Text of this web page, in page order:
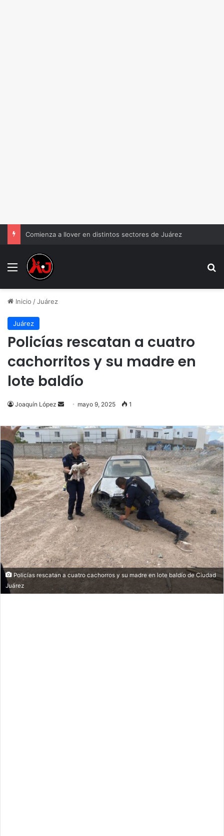
Comienza a llover en distintos sectores de Juárez
Menu
Inicio /Juárez
Juárez
Policías rescatan a cuatro
cachorritos y su madre en
lote baldío
Joaquín López
Send
email
mayo 9, 2025 1
Policías rescatan a cuatro cachorros y su madre en lote baldío de Ciudad
Juárez